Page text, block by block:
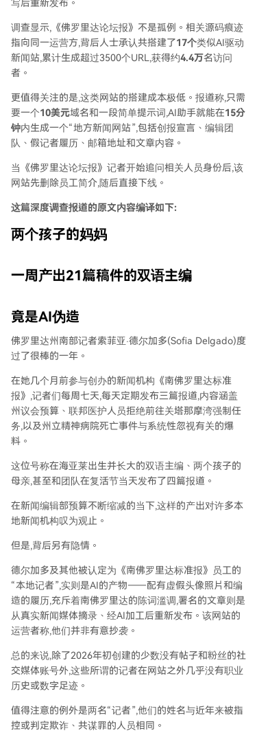
写后重新发布。
调查显示,《佛罗里达论坛报》不是孤例。相关源码痕迹
指向同一运营方,背后人士承认共搭建了17个类似AI驱动
新闻站,累计生成超过3500个URL,获得约4.4万名访问
者。
更值得关注的是,这类网站的搭建成本极低。报道称,只需
要一个10美元域名和一段简单提示词,AI助手就能在15分
钟内生成一个“地方新闻网站”,包括创报宣言、编辑团
队、假记者履历、邮箱地址和文章内容。
当《佛罗里达论坛报》记者开始追问相关人员身份后,该
网站先删除员工简介,随后直接下线。
这篇深度调查报道的原文内容编译如下:
两个孩子的妈妈
一周产出21篇稿件的双语主编
竟是AI伪造
佛罗里达州南部记者索菲亚·德尔加多(Sofia Delgado)度
过了很棒的一年。
在她几个月前参与创办的新闻机构《南佛罗里达标准
报》,记者们每周七天,每天定期发布三篇报道,内容涵盖
州议会预算、联邦医护人员拒绝前往关塔那摩湾强制任
务,以及州立精神病院死亡事件与系统性忽视有关的爆
料。
这位号称在海亚莱出生并长大的双语主编、两个孩子的
母亲,甚至和团队在复活节当天发布了四篇报道。
在新闻编辑部预算不断缩减的当下,这样的产出对许多本
地新闻机构叹为观止。
但是,背后另有隐情。
德尔加多及其他被认定为《南佛罗里达标准报》员工的
“本地记者”,实则是AI的产物——配有虚假头像照片和编
造的履历,充斥着南佛罗里达的陈词滥调,署名的文章则是
从真实新闻媒体摘录、经AI加工后重新发布。该网站的
运营者称,他们并非有意抄袭。
总的来说,除了2026年初创建的少数没有帖子和粉丝的社
交媒体账号外,这些所谓的记者在网站之外几乎没有职业
历史或数字足迹。
值得注意的例外是两名“记者”,他们的姓名与近年来被指
控或判定欺诈、共谋罪的人员相同。